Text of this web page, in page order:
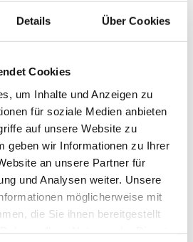
Details Über Cookies
Cookies
um Inhalte und Anzeigen zu
für soziale Medien anbieten
auf unsere Website zu
geben wir Informationen zu Ihrer
an unsere Partner für
und Analysen weiter. Unsere
möglicherweise mit
die Sie ihnen bereitgestellt
Fernradwege
Besonderes. Die Eindrücke, die Sie
gewinnen, bleiben ewig in Erinnerung.
in allen Facetten kennen und erkunden
auf dem Rad. Auf langen Radtouren